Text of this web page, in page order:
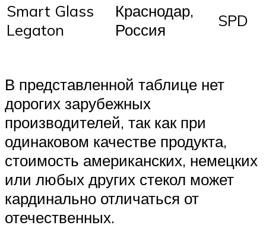
Smart Glass
Legaton
Краснодар,
Россия
SPD
В представленной таблице нет
дорогих зарубежных
производителей, так как при
одинаковом качестве продукта,
стоимость американских, немецких
или любых других стекол может
кардинально отличаться от
отечественных.